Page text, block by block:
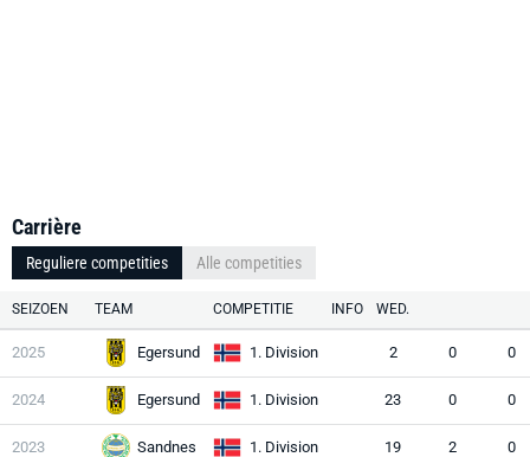
Carrière
Reguliere competities Alle competities
SEIZOEN TEAM COMPETITIE INFO WED.
2025 Egersund 1. Division 2 0 0
2024 Egersund 1. Division 23 0 0
2023 Sandnes 1. Division 19 2 0